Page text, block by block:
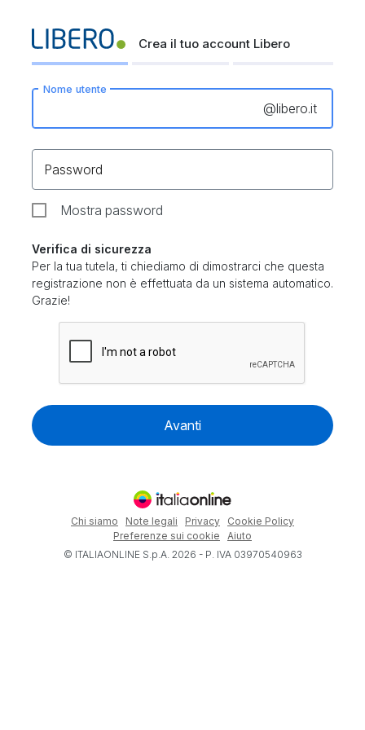
Crea il tuo account Libero
Nome utente
@libero.it
Password
Mostra password
Verifica di sicurezza
Per la tua tutela, ti chiediamo di dimostrarci che questa
registrazione non è effettuata da un sistema automatico.
Grazie!
Avanti
Chi siamo Note legali Privacy
Cookie Policy
Preferenze sui cookie
Aiuto
© ITALIAONLINE S.p.A. 2026 - P. IVA 03970540963